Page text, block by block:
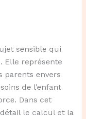
sensible qui
Elle représente
parents envers
de l’enfant
Dans cet
le calcul et la